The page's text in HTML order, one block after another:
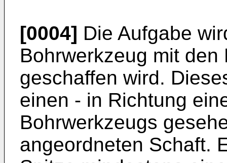
[0004] Die Aufgabe
Bohrwerkzeug mit
geschaffen wird.
einen - in Richtung
Bohrwerkzeugs
angeordneten Schaft.